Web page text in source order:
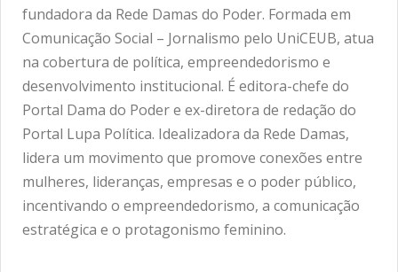
fundadora da Rede Damas do Poder. Formada em
Comunicação Social – Jornalismo pelo UniCEUB, atua
na cobertura de política, empreendedorismo e
desenvolvimento institucional. É editora-chefe do
Portal Dama do Poder e ex-diretora de redação do
Portal Lupa Política. Idealizadora da Rede Damas,
lidera um movimento que promove conexões entre
mulheres, lideranças, empresas e o poder público,
incentivando o empreendedorismo, a comunicação
estratégica e o protagonismo feminino.